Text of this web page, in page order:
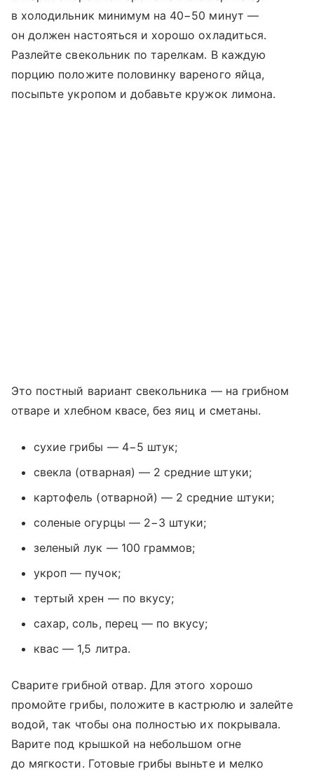
в холодильник минимум на 40−50 минут —
он должен настояться и хорошо охладиться.
Разлейте свекольник по тарелкам. В каждую
порцию положите половинку вареного яйца,
посыпьте укропом и добавьте кружок лимона.
Это постный вариант свекольника — на грибном
отваре и хлебном квасе, без яиц и сметаны.
сухие грибы — 4−5 штук;
свекла (отварная) — 2 средние штуки;
картофель (отварной) — 2 средние штуки;
соленые огурцы — 2−3 штуки;
зеленый лук — 100 граммов;
укроп — пучок;
тертый хрен — по вкусу;
сахар, соль, перец — по вкусу;
квас — 1,5 литра.
Сварите грибной отвар. Для этого хорошо
промойте грибы, положите в кастрюлю и залейте
водой, так чтобы она полностью их покрывала.
Варите под крышкой на небольшом огне
до мягкости. Готовые грибы выньте и мелко